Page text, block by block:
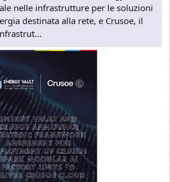
nelle infrastrutture per le soluzioni
destinata alla rete, e Crusoe, il